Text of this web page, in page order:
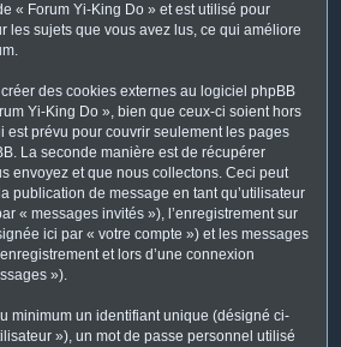
« Forum Yi-King Do » et est utilisé pour
les sujets que vous avez lus, ce qui améliore
des cookies externes au logiciel phpBB
Yi-King Do », bien que ceux-ci soient hors
est prévu pour couvrir seulement les pages
La seconde manière est de récupérer
envoyez et que nous collectons. Ceci peut
publication de message en tant qu’utilisateur
« messages invités »), l’enregistrement sur
ici par « votre compte ») et les messages
et lors d’une connexion
»).
minimum un identifiant unique (désigné ci-
»), un mot de passe personnel utilisé